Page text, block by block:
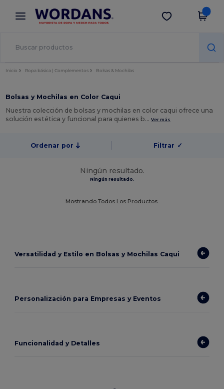
× App de Wordans
¡Mejores precios en app!
Descargar app
Inicio Ropa básica | Complementos Bolsas & Mochilas
Bolsas y Mochilas en Color Caqui
Nuestra colección de bolsas y mochilas en color caqui ofrece una
solución estética y funcional para quienes b…Ver más
Ordenar por Filtrar ✓
Ningún resultado.
Ningún resultado.
Mostrando Todos Los Productos.
Versatilidad y Estilo en Bolsas y Mochilas Caqui
Personalización para Empresas y Eventos
Funcionalidad y Detalles